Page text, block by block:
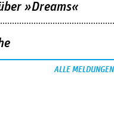
»Dreams«
ALLE MELDUNGEN